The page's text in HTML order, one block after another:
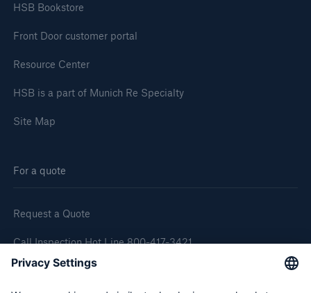
HSB Bookstore
Front Door customer portal
Resource Center
HSB is a part of Munich Re Specialty
Site Map
For a quote
Request a Quote
Call Inspection Hot Line 800-417-3421
E-Mail getinfo@hsb.com